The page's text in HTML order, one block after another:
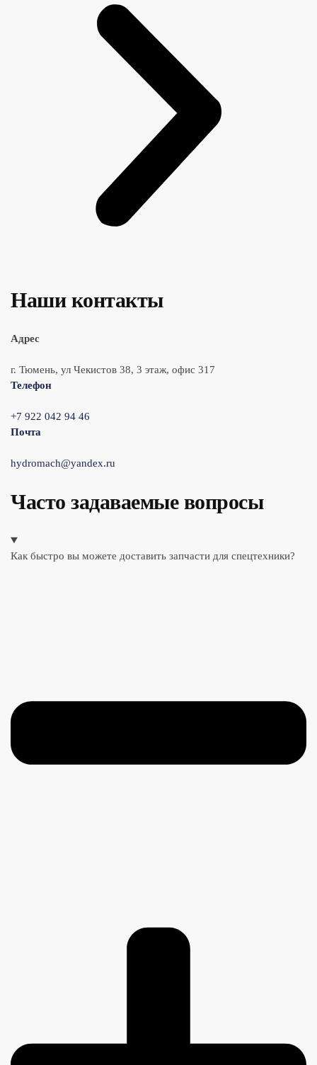
Наши контакты
Адрес
г. Тюмень, ул Чекистов 38, 3 этаж, офис 317
Телефон
+7 922 042 94 46
Почта
hydromach@yandex.ru
Часто задаваемые вопросы
Как быстро вы можете доставить запчасти для спецтехники?